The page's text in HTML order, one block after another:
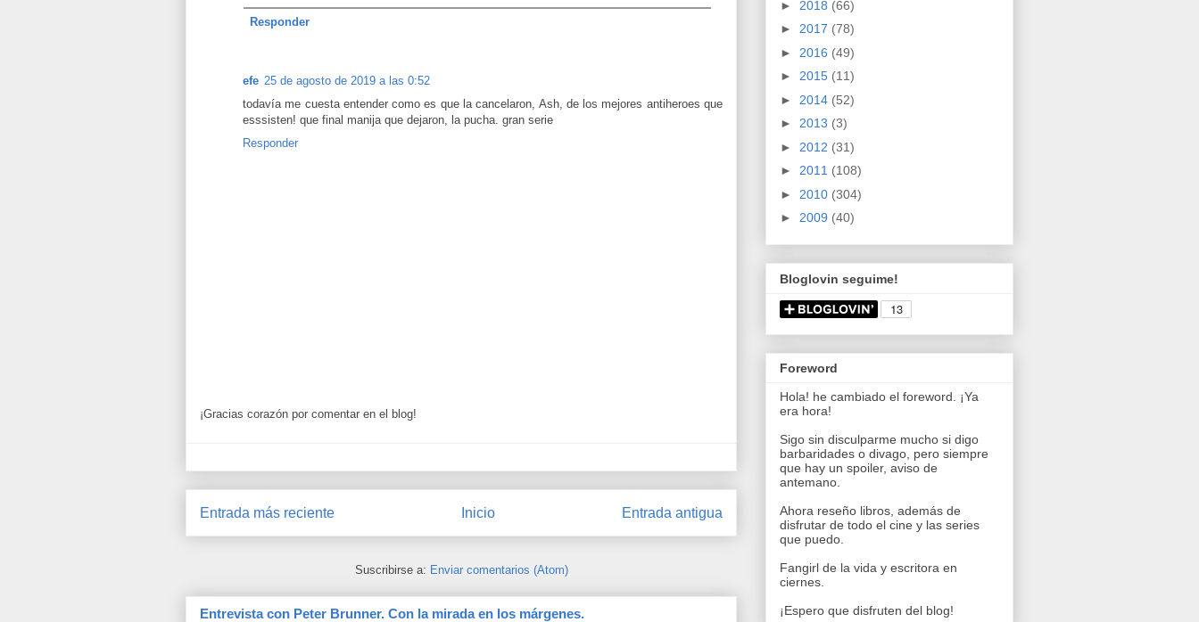
Responder
efe 25 de agosto de 2019 a las 0:52
todavía me cuesta entender como es que la cancelaron, Ash, de los mejores antiheroes que
esssisten! que final manija que dejaron, la pucha. gran serie
Responder
¡Gracias corazón por comentar en el blog!
Entrada más reciente Entrada antigua
Inicio
Suscribirse a: Enviar comentarios (Atom)
Entrevista con Peter Brunner. Con la mirada en los márgenes.
► 2018 (66)
► 2017 (78)
► 2016 (49)
► 2015 (11)
► 2014 (52)
► 2013 (3)
► 2012 (31)
► 2011 (108)
► 2010 (304)
► 2009 (40)
Bloglovin seguime!
Foreword
Hola! he cambiado el foreword. ¡Ya
era hora!
Sigo sin disculparme mucho si digo
barbaridades o divago, pero siempre
que hay un spoiler, aviso de
antemano.
Ahora reseño libros, además de
disfrutar de todo el cine y las series
que puedo.
Fangirl de la vida y escritora en
ciernes.
¡Espero que disfruten del blog!